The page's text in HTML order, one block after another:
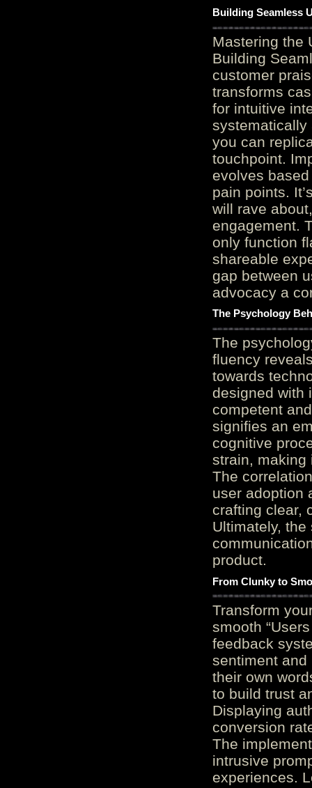
Building Seamless
Mastering the
Building
customer
transforms
for intuitive
systematically
you can
touchpoint.
evolves
pain points.
will rave
engagement.
only function
shareable
gap between
advocacy a
The Psychology
The
fluency
towards
designed with
competent
signifies an
cognitive
strain, making
The
user adoption
crafting clear,
Ultimately,
product.
From Clunky to
Transform
smooth
feedback
sentiment and
their own
to build trust
Displaying
conversion
The
intrusive
experiences.